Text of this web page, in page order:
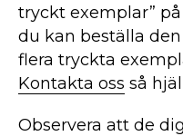
tryckt exemplar”
du kan beställa
flera tryckta
Kontakta oss så
Observera att de